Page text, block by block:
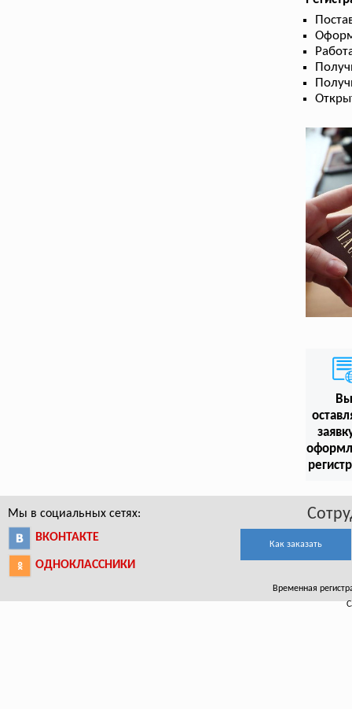
Вы
Мы в социальных сетях:
ВКОНТАКТЕ
ОДНОКЛАССНИКИ
Как заказать
Временная